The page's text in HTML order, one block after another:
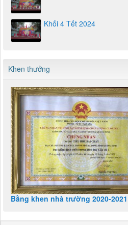
Khối 4 Tết 2024
Khen thưởng
Bằng khen nhà trường 2020-2021